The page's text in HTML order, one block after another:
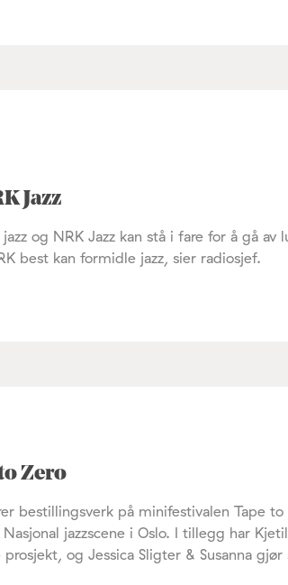
Jazz
og NRK Jazz kan stå i fare for å gå av
best kan formidle jazz, sier radiosjef.
Zero
bestillingsverk på minifestivalen Tape to
jazzscene i Oslo. I tillegg har
og Jessica Sligter & Susanna gjør